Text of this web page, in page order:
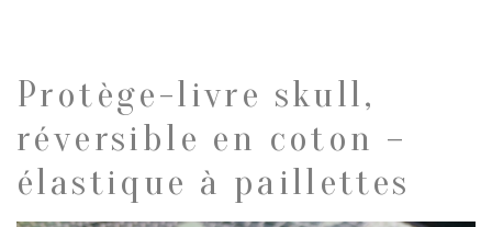
Protège-livre skull,
réversible en coton –
élastique à paillettes